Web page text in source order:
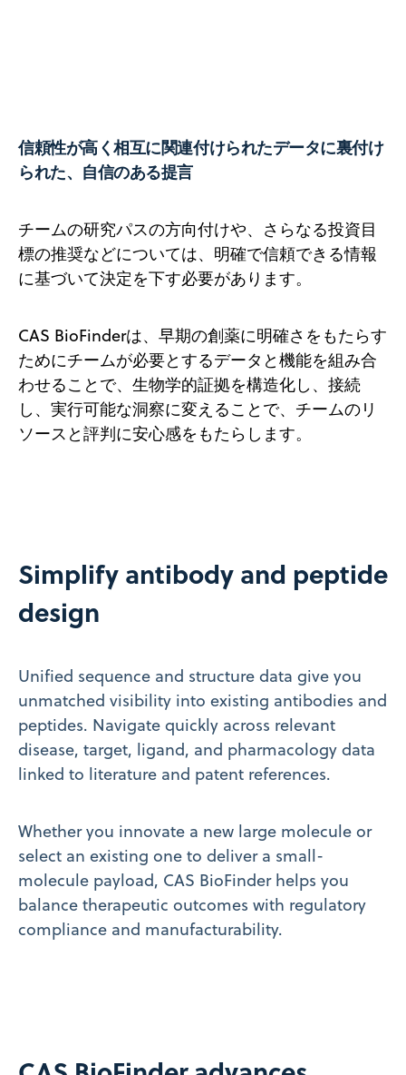
信頼性が高く相互に関連付けられたデータに裏付け
られた、自信のある提言
チームの研究パスの方向付けや、さらなる投資目
標の推奨などについては、明確で信頼できる情報
に基づいて決定を下す必要があります。
CAS BioFinderは、早期の創薬に明確さをもたらす
ためにチームが必要とするデータと機能を組み合
わせることで、生物学的証拠を構造化し、接続
し、実行可能な洞察に変えることで、チームのリ
ソースと評判に安心感をもたらします。
Simplify antibody and peptide
design
Unified sequence and structure data give you
unmatched visibility into existing antibodies and
peptides. Navigate quickly across relevant
disease, target, ligand, and pharmacology data
linked to literature and patent references.
Whether you innovate a new large molecule or
select an existing one to deliver a small-
molecule payload, CAS BioFinder helps you
balance therapeutic outcomes with regulatory
compliance and manufacturability.